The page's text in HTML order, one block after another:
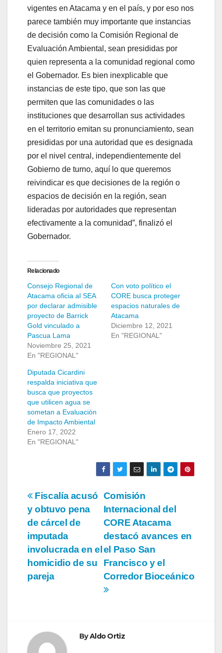
vigentes en Atacama y en el país, y por eso nos
parece también muy importante que instancias
de decisión como la Comisión Regional de
Evaluación Ambiental, sean presididas por
quien representa a la comunidad regional como
el Gobernador. Es bien inexplicable que
instancias de este tipo, que son las que
permiten que las comunidades o las
instituciones que desarrollan sus actividades
en el territorio emitan su pronunciamiento, sean
presididas por una autoridad que es designada
por el nivel central, independientemente del
Gobierno de turno, aquí lo que queremos
reivindicar es que decisiones de la región o
espacios de decisión en la región, sean
lideradas por autoridades que representan
efectivamente a la comunidad”, finalizó el
Gobernador.
Relacionado
Consejo Regional de
Atacama oficia al SEA
por declarar admisible
proyecto de Barrick
Gold vinculado a
Pascua Lama
Noviembre 25, 2021
En "REGIONAL"
Con voto político el
CORE busca proteger
espacios naturales de
Atacama
Diciembre 12, 2021
En "REGIONAL"
Diputada Cicardini
respalda iniciativa que
busca que proyectos
que utilicen agua se
sometan a Evaluación
de Impacto Ambiental
Enero 17, 2022
En "REGIONAL"
Navegación
de
entradas
Comisión
Internacional del
CORE Atacama
destacó avances en
el Paso San
Francisco y el
Corredor Bioceánico
Fiscalía acusó
y obtuvo pena
de cárcel de
imputada
involucrada en el
homicidio de su
pareja
ByAldo Ortiz